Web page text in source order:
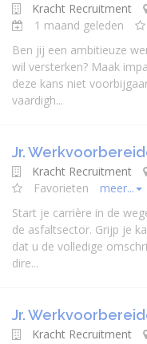
Kracht Recruitment
1 maand geleden
Ben jij een ambitieuze
wil versterken? Maak
deze kans niet
vaardigh...
Jr.
Kracht Recruitment
Favorieten
meer...
Start je carrière in de
de asfaltsector. Grijp je
dat u de volledige
dire...
Jr.
Kracht Recruitment